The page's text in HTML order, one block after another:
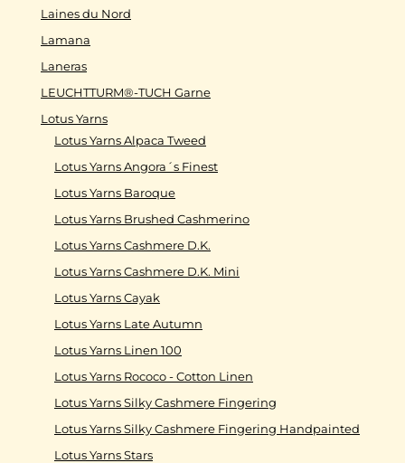
Laines du Nord
Lamana
Laneras
LEUCHTTURM®-TUCH Garne
Lotus Yarns
Lotus Yarns Alpaca Tweed
Lotus Yarns Angora´s Finest
Lotus Yarns Baroque
Lotus Yarns Brushed Cashmerino
Lotus Yarns Cashmere D.K.
Lotus Yarns Cashmere D.K. Mini
Lotus Yarns Cayak
Lotus Yarns Late Autumn
Lotus Yarns Linen 100
Lotus Yarns Rococo - Cotton Linen
Lotus Yarns Silky Cashmere Fingering
Lotus Yarns Silky Cashmere Fingering Handpainted
Lotus Yarns Stars